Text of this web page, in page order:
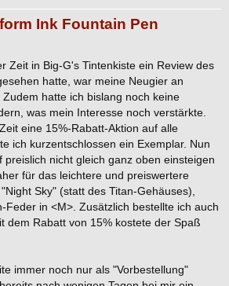
Ink Fountain Pen
Zeit in Big-G's Tintenkiste ein Review des
hatte, war meine Neugier an
hatte ich bislang noch keine
was mein Interesse noch verstärkte.
eine 15%-Rabatt-Aktion auf alle
ich kurzentschlossen ein Exemplar. Nun
preislich nicht gleich ganz oben einsteigen
für das leichtere und preiswertere
Sky" (statt des Titan-Gehäuses),
Feder in <M>. Zusätzlich bestellte ich auch
dem Rabatt von 15% kostete der Spaß
immer noch nur als "Vorbestellung"